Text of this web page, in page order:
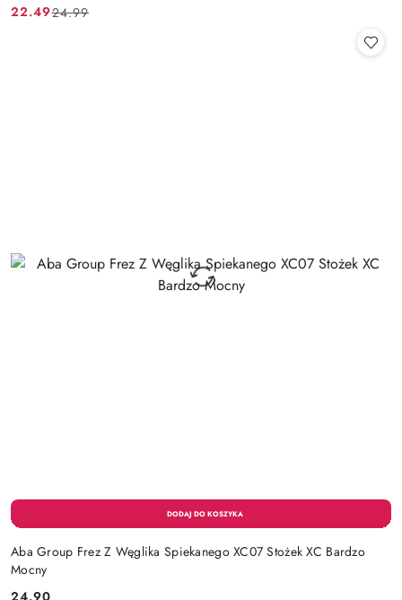
Cena
22.49
Cena 24.99
Aba Group Frez Z Węglika Spiekanego XC07 Stożek XC Bardzo
Mocny